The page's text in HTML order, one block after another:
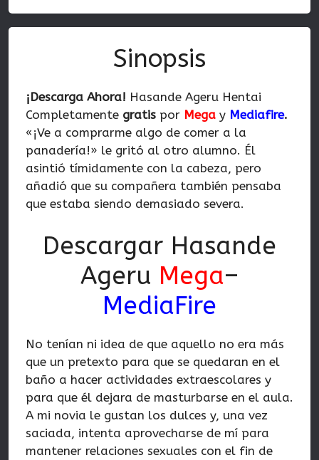
Sinopsis
¡Descarga Ahora! Hasande Ageru Hentai
Completamente gratis por Mega y Mediafire.
«¡Ve a comprarme algo de comer a la
panadería!» le gritó al otro alumno. Él
asintió tímidamente con la cabeza, pero
añadió que su compañera también pensaba
que estaba siendo demasiado severa.
Descargar Hasande
Ageru Mega–
MediaFire
No tenían ni idea de que aquello no era más
que un pretexto para que se quedaran en el
baño a hacer actividades extraescolares y
para que él dejara de masturbarse en el aula.
A mi novia le gustan los dulces y, una vez
saciada, intenta aprovecharse de mí para
mantener relaciones sexuales con el fin de